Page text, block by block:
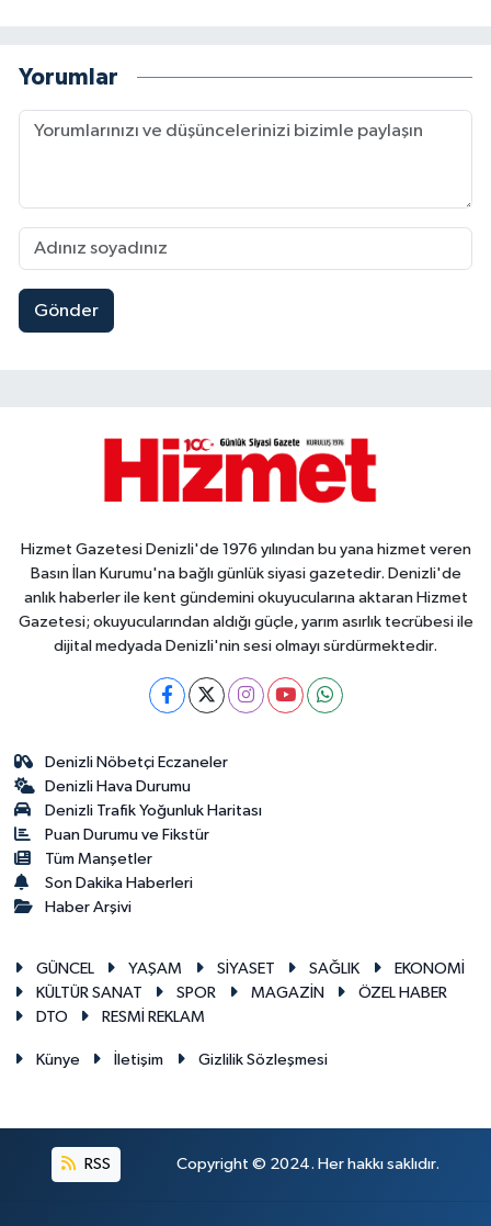
Yorumlar
Gönder
Hizmet Gazetesi Denizli'de 1976 yılından bu yana hizmet veren
Basın İlan Kurumu'na bağlı günlük siyasi gazetedir. Denizli'de
anlık haberler ile kent gündemini okuyucularına aktaran Hizmet
Gazetesi; okuyucularından aldığı güçle, yarım asırlık tecrübesi ile
dijital medyada Denizli'nin sesi olmayı sürdürmektedir.
Denizli Nöbetçi Eczaneler
Denizli Hava Durumu
Denizli Trafik Yoğunluk Haritası
Puan Durumu ve Fikstür
Tüm Manşetler
Son Dakika Haberleri
Haber Arşivi
GÜNCEL YAŞAM SİYASET SAĞLIK
EKONOMİ
KÜLTÜR SANAT
SPOR MAGAZİN
ÖZEL HABER
DTO
RESMİ REKLAM
Künye İletişim Gizlilik Sözleşmesi
RSS Copyright © 2024. Her hakkı saklıdır.